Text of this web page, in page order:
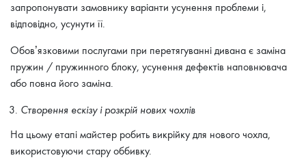
запропонувати замовнику варіанти усунення проблеми і,
відповідно, усунути її.
Обов’язковими послугами при перетягуванні дивана є заміна
пружин / пружинного блоку, усунення дефектів наповнювача
або повна його заміна.
Створення ескізу і розкрій нових чохлів
На цьому етапі майстер робить викрійку для нового чохла,
використовуючи стару оббивку.